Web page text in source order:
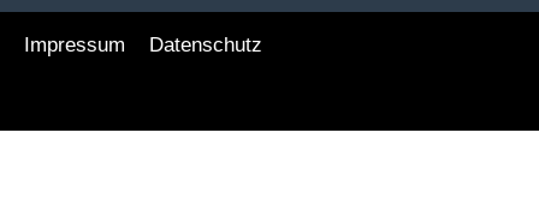
Impressum Datenschutz